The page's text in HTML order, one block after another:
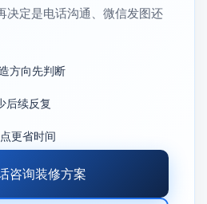
决定是电话沟通、微信发图还
方向先判断
后续反复
更省时间
咨询装修方案